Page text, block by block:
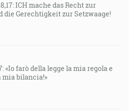
ICH mache das Recht zur
die Gerechtigkeit zur Setzwaage!
«Io farò della legge la mia regola e
bilancia!»